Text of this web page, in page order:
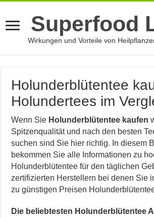
Superfood
Wirkungen und Vorteile von
Holunderblütentee
Holundertees im
Wenn Sie Holunderblütentee kaufen
Spitzenqualität und nach den besten
suchen sind Sie hier richtig. In diesem
bekommen Sie alle Informationen zu
Holunderblütentee für den täglichen
zertifizierten Herstellern bei denen Sie
zu günstigen Preisen
Die beliebtesten Holunderblütentee